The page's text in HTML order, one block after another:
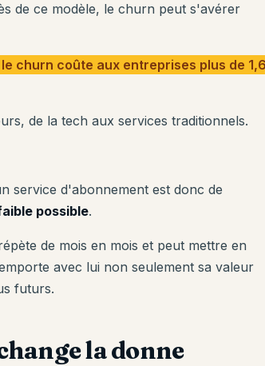
de ce modèle, le churn peut s'avérer
churn coûte aux entreprises plus de 1,6
de la tech aux services traditionnels.
service d'abonnement est donc de
possible.
de mois en mois et peut mettre en
avec lui non seulement sa valeur
futurs.
la donne